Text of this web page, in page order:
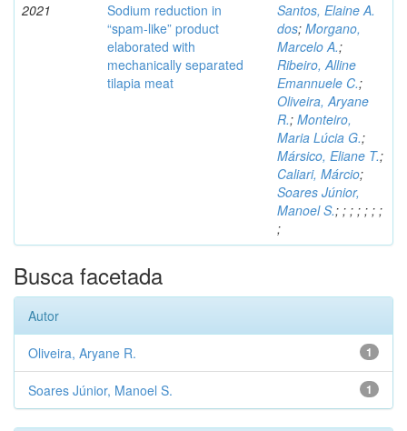
2021
Sodium reduction in
“spam-like” product
elaborated with
mechanically separated
tilapia meat
Santos, Elaine A.
dos; Morgano,
Marcelo A.;
Ribeiro, Alline
Emannuele C.;
Oliveira, Aryane
R.; Monteiro,
Maria Lúcia G.;
Mársico, Eliane T.;
Caliari, Márcio;
Soares Júnior,
Manoel S.; ; ; ; ; ; ;
;
Busca facetada
Autor
1
Oliveira, Aryane R.
1
Soares Júnior, Manoel S.